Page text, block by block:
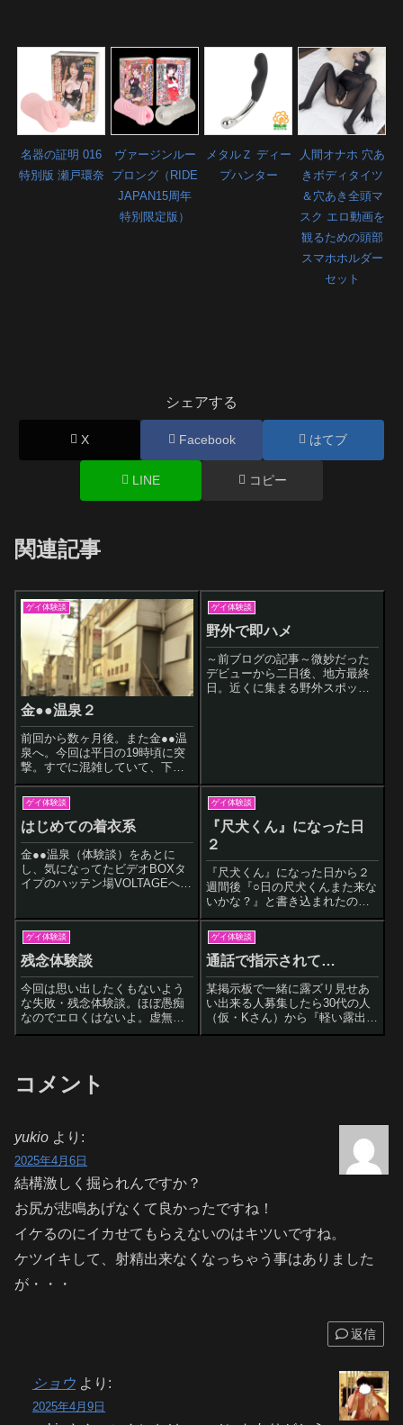
名器の証明 016
特別版 瀬戸環奈
ヴァージンルー
プロング（RIDE
JAPAN15周年
特別限定版）
メタルＺ ディー
プハンター
人間オナホ 穴あ
きボディタイツ
＆穴あき全頭マ
スク エロ動画を
観るための頭部
スマホホルダー
セット
シェアする
X Facebook はてブ
LINE コピー
関連記事
ゲイ体験談
金●●温泉２
前回から数ヶ月後。また金●●温
泉へ。今回は平日の19時頃に突
撃。すでに混雑していて、下駄
箱やロッカーも数か所しか空い
てませんでした。前回同様、浴
場に入ると視線が一気にこちら
に。その視線を背中に感じなが
ら洗体し、まずはウロウロ。夜
は若い子もい
ゲイ体験談
野外で即ハメ
～前ブログの記事～微妙だった
デビューから二日後、地方最終
日。近くに集まる野外スポット
ゲイ体験談
はじめての着衣系
金●●温泉（体験談）をあとに
し、気になってたビデオBOXタ
イプのハッテン場VOLTAGEへ。
あります。電マなんてあったん
だね）受付を済ませ、同じ空間
にあるロッカーに荷物や上着を
いれカ
ゲイ体験談
『尺犬くん』になった日
２
『尺犬くん』になった日から２
週間後『○日の尺犬くんまた来な
いかな？』と書き込まれたので
またAさんと会い、そこで連絡先
も交換しました。そこからは住
んでる所も近かったのでお互い
の家でするように。基本的に向
こうが抜きたくなったら連絡が
きて、たまに
ゲイ体験談
残念体験談
今回は思い出したくもないよう
な失敗・残念体験談。ほぼ愚痴
なのでエロくはないよ。虚無
100％今日はとにかく若くてタイ
ときは売り専やサポを使ったり
するんですが、先日痛い目にあ
ゲイ体験談
通話で指示されて…
某掲示板で一緒に露ズリ見せあ
い出来る人募集したら30代の人
（仮・Kさん）から『軽い露出調
教されてみない？』と魅力的な
コメント
yukio より:
2025年4月6日
結構激しく掘られんですか？
お尻が悲鳴あげなくて良かったですね！
イケるのにイカせてもらえないのはキツいですね。
ケツイキして、射精出来なくなっちゃう事はありました
が・・・
返信
ショウ より:
2025年4月9日